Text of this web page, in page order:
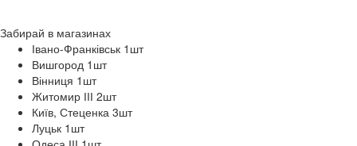
Забирай в магазинах
Івано-Франківськ 1 шт
Вишгород 1 шт
Вінниця 1 шт
Житомир ІІІ 2шт
Київ, Стеценка 3шт
Луцьк 1 шт